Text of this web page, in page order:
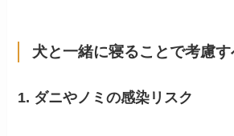
犬と一緒に寝ることで考慮
1. ダニやノミの感染リスク